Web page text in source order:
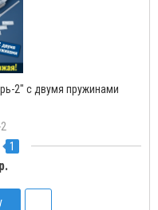
Д" с доводчиком
2